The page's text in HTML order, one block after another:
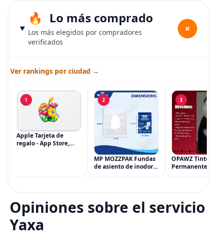
Lo más comprado
Los más elegidos por compradores
verificados
+
Ver rankings por ciudad →
1
Apple Tarjeta de
regalo - App Store,
2
MP MOZZPAK Fundas
de asiento de inodoro
para entrenamiento
3
OPAWZ Tinte
Permanente
Tinte para
Peluquería
una Década,
Opiniones sobre el servicio
Yaxa